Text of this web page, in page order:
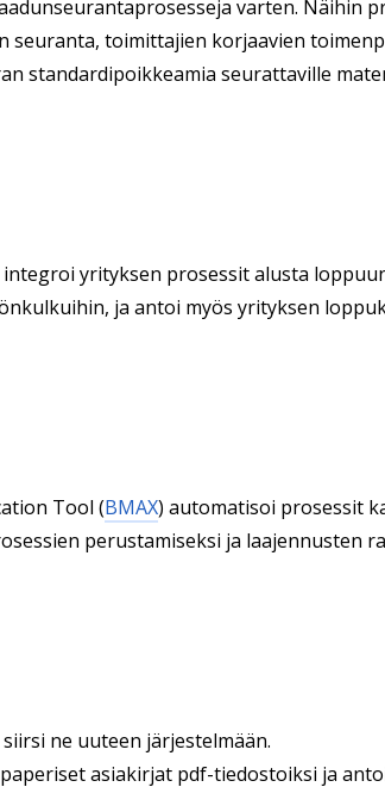
varten. Näihin
seuranta, toimittajien korjaavien
standardipoikkeamia seurattaville
integroi yrityksen prosessit alusta
ja antoi myös yrityksen
Tool (BMAX) automatisoi prosessit
perustamiseksi ja laajennusten
ne uuteen järjestelmään.
asiakirjat pdf-tiedostoiksi ja